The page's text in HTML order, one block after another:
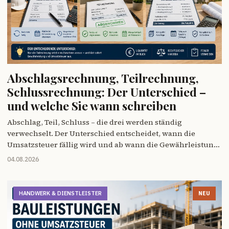
Abschlagsrechnung, Teilrechnung,
Schlussrechnung: Der Unterschied –
und welche Sie wann schreiben
Abschlag, Teil, Schluss – die drei werden ständig
verwechselt. Der Unterschied entscheidet, wann die
Umsatzsteuer fällig wird und ab wann die Gewährleistung
läuft.
04.08.2026
HANDWERK & DIENSTLEISTER NEU